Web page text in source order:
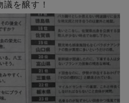
を醸す！